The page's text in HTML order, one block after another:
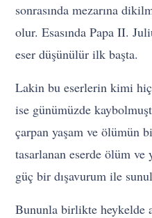
sonrasında mezarına
olur. Esasında Papa II.
eser düşünülür ilk başta.
Lakin bu eserlerin kimi
ise günümüzde
çarpan yaşam ve ölümün
tasarlanan eserde ölüm
güç bir dışavurum ile
Bununla birlikte heykelde